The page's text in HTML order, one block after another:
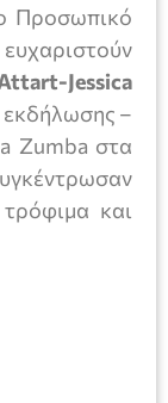
Προσωπικό
Jessica
–
Zumba στα
και